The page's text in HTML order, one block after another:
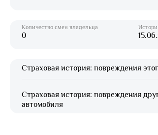
Количество смен владельца
0
Страховая история: повреждения
Страховая история: повреждения
автомобиля